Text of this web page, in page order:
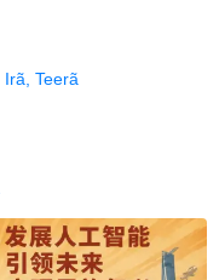
Irã, Teerã